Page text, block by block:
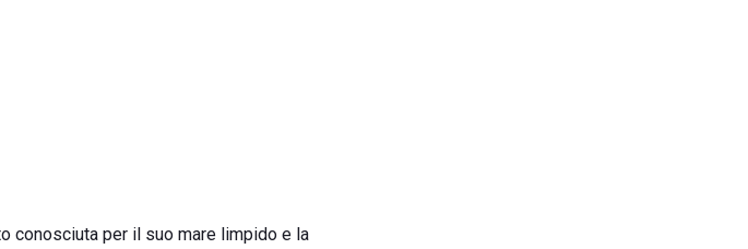
conosciuta per il suo mare limpido e la